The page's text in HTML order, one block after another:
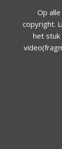
Op
copyright.
het stuk